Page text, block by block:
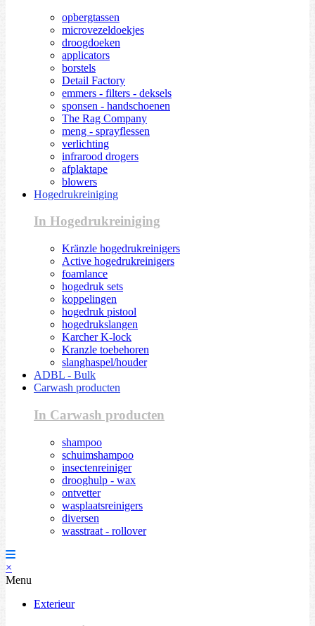
opbergtassen
microvezeldoekjes
droogdoeken
applicators
borstels
Detail Factory
emmers - filters - deksels
sponsen - handschoenen
The Rag Company
meng - sprayflessen
verlichting
infrarood drogers
afplaktape
blowers
Hogedrukreiniging
In Hogedrukreiniging
Kränzle hogedrukreinigers
Active hogedrukreinigers
foamlance
hogedruk sets
koppelingen
hogedruk pistool
hogedrukslangen
Karcher K-lock
Kranzle toebehoren
slanghaspel/houder
ADBL - Bulk
Carwash producten
In Carwash producten
shampoo
schuimshampoo
insectenreiniger
drooghulp - wax
ontvetter
wasplaatsreinigers
diversen
wasstraat - rollover
×
Menu
Exterieur